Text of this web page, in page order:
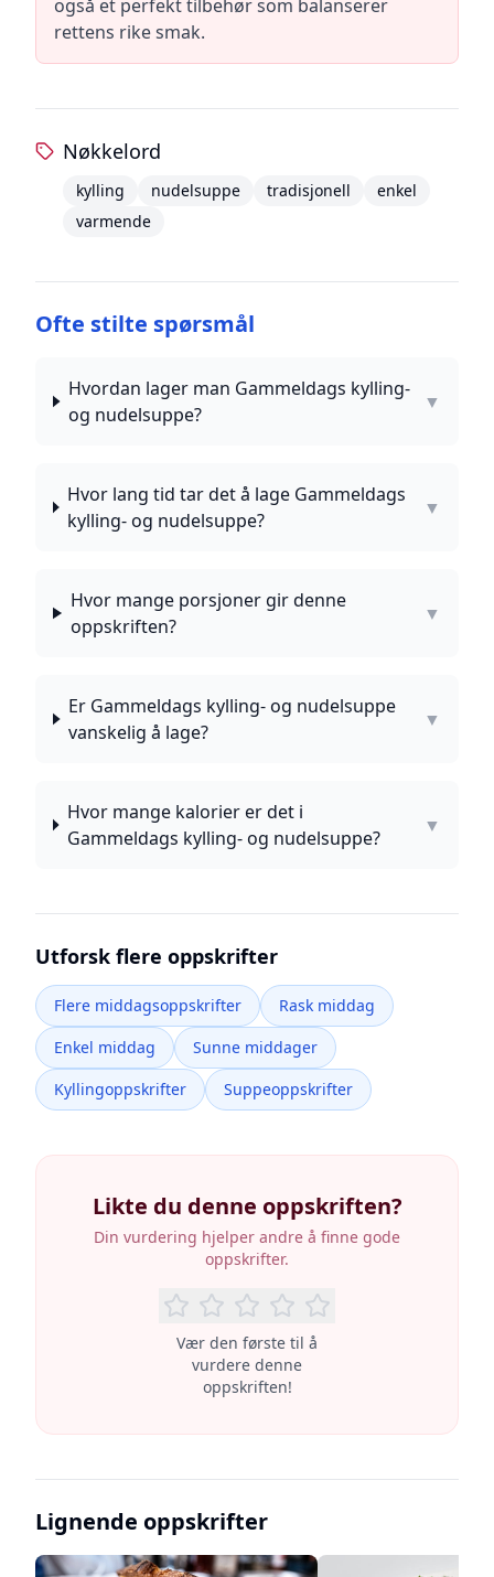
også et perfekt tilbehør som balanserer
rettens rike smak.
Nøkkelord
kylling nudelsuppe tradisjonell
enkel
varmende
Ofte stilte spørsmål
Hvordan lager man Gammeldags kylling-
og nudelsuppe?
▼
Hvor lang tid tar det å lage Gammeldags
kylling- og nudelsuppe?
▼
Hvor mange porsjoner gir denne
oppskriften?
▼
Er Gammeldags kylling- og nudelsuppe
vanskelig å lage?
▼
Hvor mange kalorier er det i
Gammeldags kylling- og nudelsuppe?
▼
Utforsk flere oppskrifter
Flere middagsoppskrifter
Rask middag
Enkel middag
Sunne middager
Kyllingoppskrifter
Suppeoppskrifter
Likte du denne oppskriften?
Din vurdering hjelper andre å finne gode
oppskrifter.
Vær den første til å
vurdere denne
oppskriften!
Lignende oppskrifter